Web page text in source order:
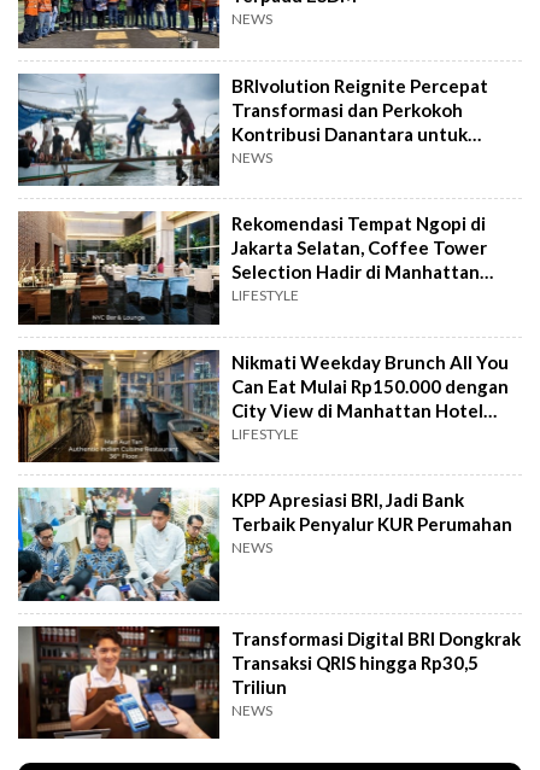
NEWS
BRIvolution Reignite Percepat
Transformasi dan Perkokoh
Kontribusi Danantara untuk
Ekonomi Nasional
NEWS
Rekomendasi Tempat Ngopi di
Jakarta Selatan, Coffee Tower
Selection Hadir di Manhattan
Hotel Jakarta
LIFESTYLE
Nikmati Weekday Brunch All You
Can Eat Mulai Rp150.000 dengan
City View di Manhattan Hotel
Jakarta
LIFESTYLE
KPP Apresiasi BRI, Jadi Bank
Terbaik Penyalur KUR Perumahan
NEWS
Transformasi Digital BRI Dongkrak
Transaksi QRIS hingga Rp30,5
Triliun
NEWS